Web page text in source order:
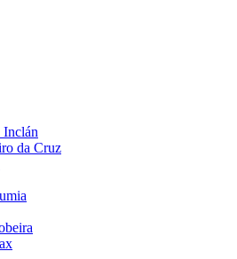
Inclán
da Cruz